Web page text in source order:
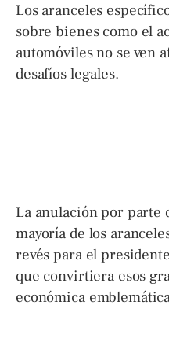
Los aranceles
sobre bienes como el
automóviles no se ven
desafíos legales.
La anulación por parte
mayoría de los
revés para el
que convirtiera esos
económica